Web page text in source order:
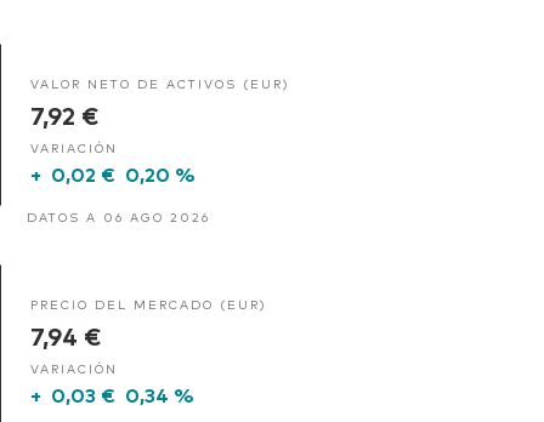
VALOR NETO DE ACTIVOS (EUR)
7,92 €
VARIACIÓN
+ 0,02 € 0,20 %
DATOS A 06 AGO 2026
PRECIO DEL MERCADO (EUR)
7,94 €
VARIACIÓN
+ 0,03 € 0,34 %